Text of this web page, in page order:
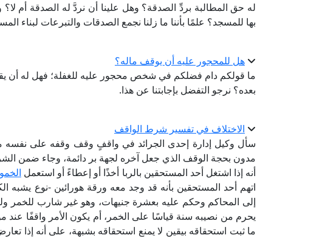
له حق المطالبة بردِّ الصدقة؟ وهل علينا أن نردَّ له الصدقة أم
بها للمسجد؟ علمًا بأننا ما زلنا نجمع الصدقات والتبرعات لبناء
هل للمحجور عليه أن يوقف ماله؟
ما قولكم دام فضلكم في شخص محجور عليه للغفلة؛ فهل له أن
بعده؟ نرجو التفضل بإجابتنا عن هذا.
الاختلاف في تفسير شرط الواقف
سأل وكيل إدارة إحدى الجرائد في واقفٍ وقف وقفه على نفسه
مدون بحجة الوقف الذي جعل آخره لجهة بر دائمة، وجاء ضمن
أنه إذا اشتغل أحد المستحقين بالربا أخذًا أو إعطاءً أو استعمل
اتهم أحد المستحقين بأنه قد وجد معه ورقة هورائين -نوع يشبه
إلى المحاكم وحكم عليه بعشرة جنيهات، وهو غير شارب للخمر
يحرم من نصيبه سنة قياسًا على الخمر، أم يكون الأمر واقفًا
ما ثبت استحقاقه بيقين لا يمنع استحقاقه بشبهة، على أنه إذا